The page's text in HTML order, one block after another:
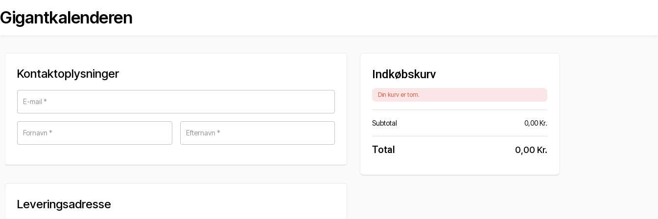
Gigantkalenderen
Kontaktoplysninger
E-mail *
Fornavn * Efternavn *
Leveringsadresse
Indkøbskurv
Din kurv er tom.
Subtotal 0,00Kr.
Total 0,00 Kr.